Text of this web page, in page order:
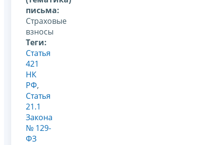
письма:
Страховые
взносы
Теги:
Статья
421
НК
РФ,
Статья
21.1
Закона
№ 129-
ФЗ